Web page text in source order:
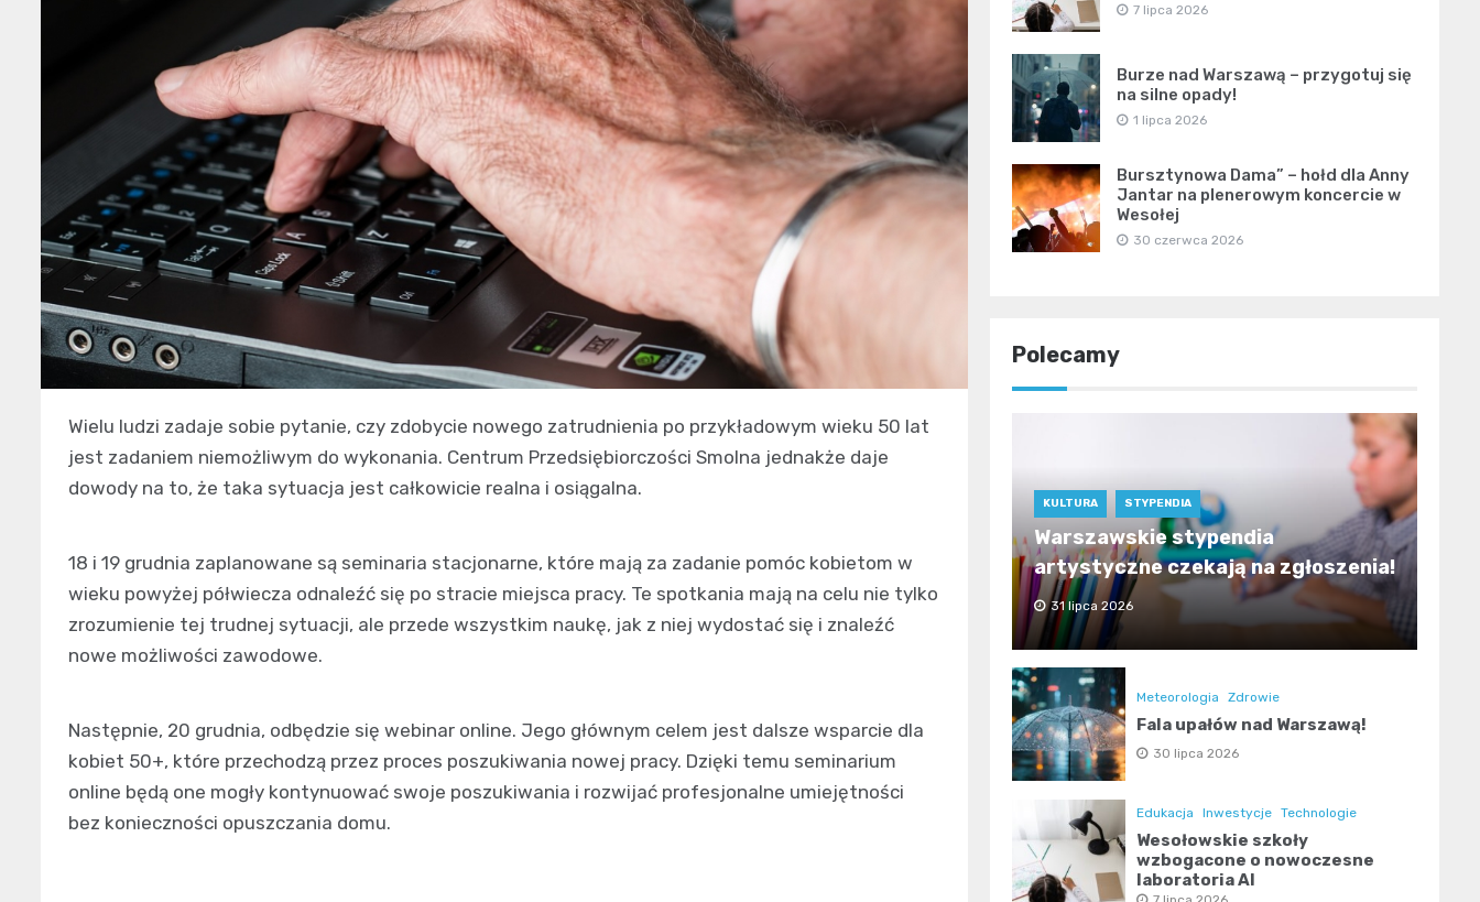
Wielu ludzi zadaje sobie pytanie, czy zdobycie nowego zatrudnienia po przykładowym wieku 50 lat
jest zadaniem niemożliwym do wykonania. Centrum Przedsiębiorczości Smolna jednakże daje
dowody na to, że taka sytuacja jest całkowicie realna i osiągalna.
18 i 19 grudnia zaplanowane są seminaria stacjonarne, które mają za zadanie pomóc kobietom w
wieku powyżej półwiecza odnaleźć się po stracie miejsca pracy. Te spotkania mają na celu nie tylko
zrozumienie tej trudnej sytuacji, ale przede wszystkim naukę, jak z niej wydostać się i znaleźć
nowe możliwości zawodowe.
Następnie, 20 grudnia, odbędzie się webinar online. Jego głównym celem jest dalsze wsparcie dla
kobiet 50+, które przechodzą przez proces poszukiwania nowej pracy. Dzięki temu seminarium
online będą one mogły kontynuować swoje poszukiwania i rozwijać profesjonalne umiejętności
bez konieczności opuszczania domu.
7 lipca 2026
Burze nad Warszawą – przygotuj się
na silne opady!
1 lipca 2026
Bursztynowa Dama” – hołd dla Anny
Jantar na plenerowym koncercie w
Wesołej
30 czerwca 2026
Polecamy
KULTURA STYPENDIA
Warszawskie stypendia
artystyczne czekają na zgłoszenia!
31 lipca 2026
Meteorologia Zdrowie
Fala upałów nad Warszawą!
30 lipca 2026
Edukacja Inwestycje Technologie
Wesołowskie szkoły
wzbogacone o nowoczesne
laboratoria AI